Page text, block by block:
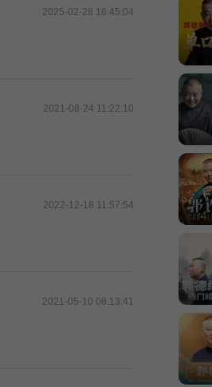
2025-02-28 16:45:04
2021-08-24 11:22:10
2022-12-18 11:57:54
2021-05-10 08:13:41